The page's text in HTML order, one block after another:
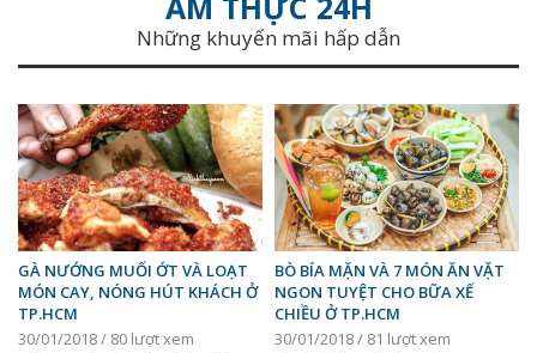
Những khuyến mãi hấp dẫn
GÀ NƯỚNG MUỐI ỚT VÀ LOẠT
MÓN CAY, NÓNG HÚT KHÁCH Ở
TP.HCM
30/01/2018 / 80 lượt xem
BÒ BÍA MẶN VÀ 7 MÓN ĂN VẶT
NGON TUYỆT CHO BỮA XẾ
CHIỀU Ở TP.HCM
30/01/2018 / 81 lượt xem